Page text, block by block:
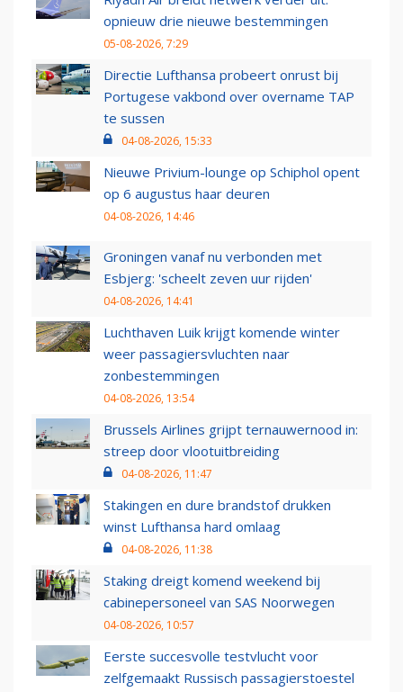
opnieuw drie nieuwe bestemmingen
05-08-2026, 7:29
Directie Lufthansa probeert onrust bij
Portugese vakbond over overname TAP
te sussen
04-08-2026, 15:33
Nieuwe Privium-lounge op Schiphol opent
op 6 augustus haar deuren
04-08-2026, 14:46
Groningen vanaf nu verbonden met
Esbjerg: 'scheelt zeven uur rijden'
04-08-2026, 14:41
Luchthaven Luik krijgt komende winter
weer passagiersvluchten naar
zonbestemmingen
04-08-2026, 13:54
Brussels Airlines grijpt ternauwernood in:
streep door vlootuitbreiding
04-08-2026, 11:47
Stakingen en dure brandstof drukken
winst Lufthansa hard omlaag
04-08-2026, 11:38
Staking dreigt komend weekend bij
cabinepersoneel van SAS Noorwegen
04-08-2026, 10:57
Eerste succesvolle testvlucht voor
zelfgemaakt Russisch passagierstoestel